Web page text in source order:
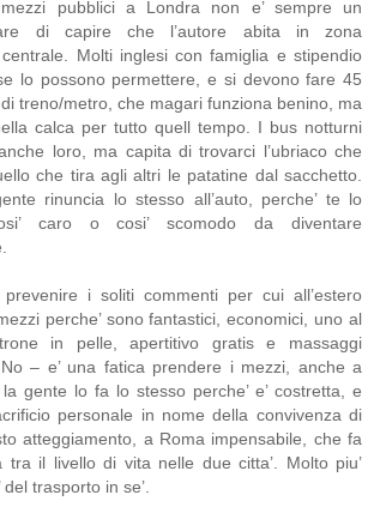
pubblici a Londra non e’ sempre un
di capire che l’autore abita in zona
Molti inglesi con famiglia e stipendio
lo possono permettere, e si devono fare 45
di treno/metro, che magari funziona benino, ma
calca per tutto quell tempo. I bus notturni
loro, ma capita di trovarci l’ubriaco che
che tira agli altri le patatine dal sacchetto.
rinuncia lo stesso all’auto, perche’ te lo
caro o cosi’ scomodo da diventare
i soliti commenti per cui all’estero
perche’ sono fantastici, economici, uno al
in pelle, apertitivo gratis e massaggi
– e’ una fatica prendere i mezzi, anche a
gente lo fa lo stesso perche’ e’ costretta, e
personale in nome della convivenza di
atteggiamento, a Roma impensabile, che fa
tra il livello di vita nelle due citta’. Molto piu’
del trasporto in se’.